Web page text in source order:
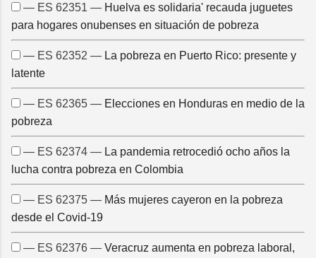
— ES 62351 — Huelva es solidaria' recauda juguetes
para hogares onubenses en situación de pobreza
— ES 62352 — La pobreza en Puerto Rico: presente y
latente
— ES 62365 — Elecciones en Honduras en medio de la
pobreza
— ES 62374 — La pandemia retrocedió ocho años la
lucha contra pobreza en Colombia
— ES 62375 — Más mujeres cayeron en la pobreza
desde el Covid-19
— ES 62376 — Veracruz aumenta en pobreza laboral,